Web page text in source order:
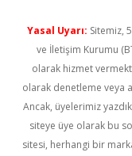
Yasal Uyarı: Sitemiz,
ve İletişim Kurumu
olarak hizmet
olarak denetleme veya
Ancak, üyelerimiz
siteye üye olarak bu
sitesi, herhangi bir